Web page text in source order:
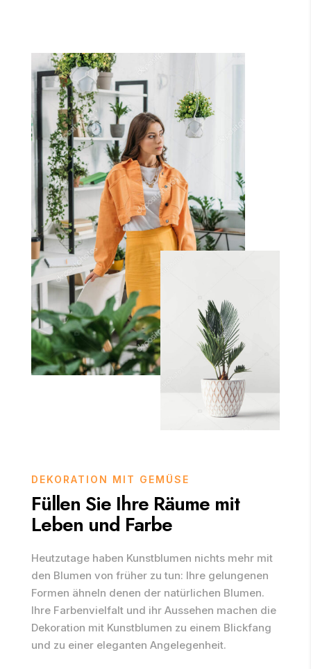
DEKORATION MIT GEMÜSE
Füllen Sie Ihre Räume mit
Leben und Farbe
Heutzutage haben Kunstblumen nichts mehr mit
den Blumen von früher zu tun: Ihre gelungenen
Formen ähneln denen der natürlichen Blumen.
Ihre Farbenvielfalt und ihr Aussehen machen die
Dekoration mit Kunstblumen zu einem Blickfang
und zu einer eleganten Angelegenheit.